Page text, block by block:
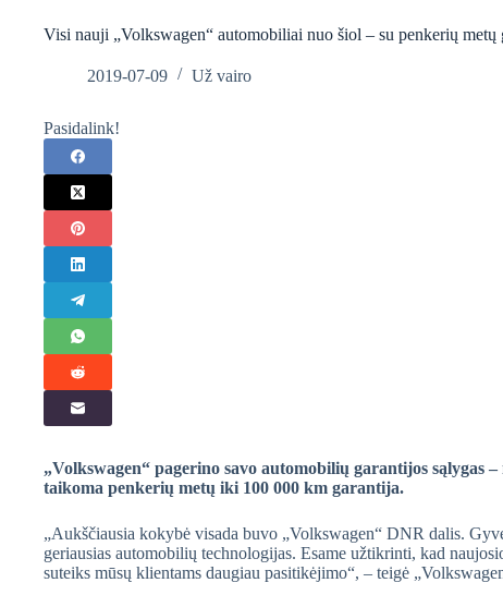
Visi nauji „Volkswagen“ automobiliai nuo šiol – su penkerių metų
2019-07-09 Už vairo
Pasidalink!
„Volkswagen“ pagerino savo automobilių garantijos sąlygas
taikoma penkerių metų iki 100 000 km garantija.
„Aukščiausia kokybė visada buvo „Volkswagen“ DNR dalis.
geriausias automobilių technologijas. Esame užtikrinti, kad
suteiks mūsų klientams daugiau pasitikėjimo“, – teigė